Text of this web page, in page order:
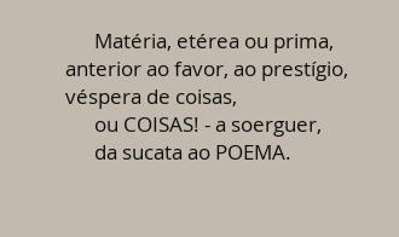
Matéria, etérea ou prima,
anterior ao favor, ao prestígio,
véspera de coisas,
ou COISAS! - a soerguer,
da sucata ao POEMA.